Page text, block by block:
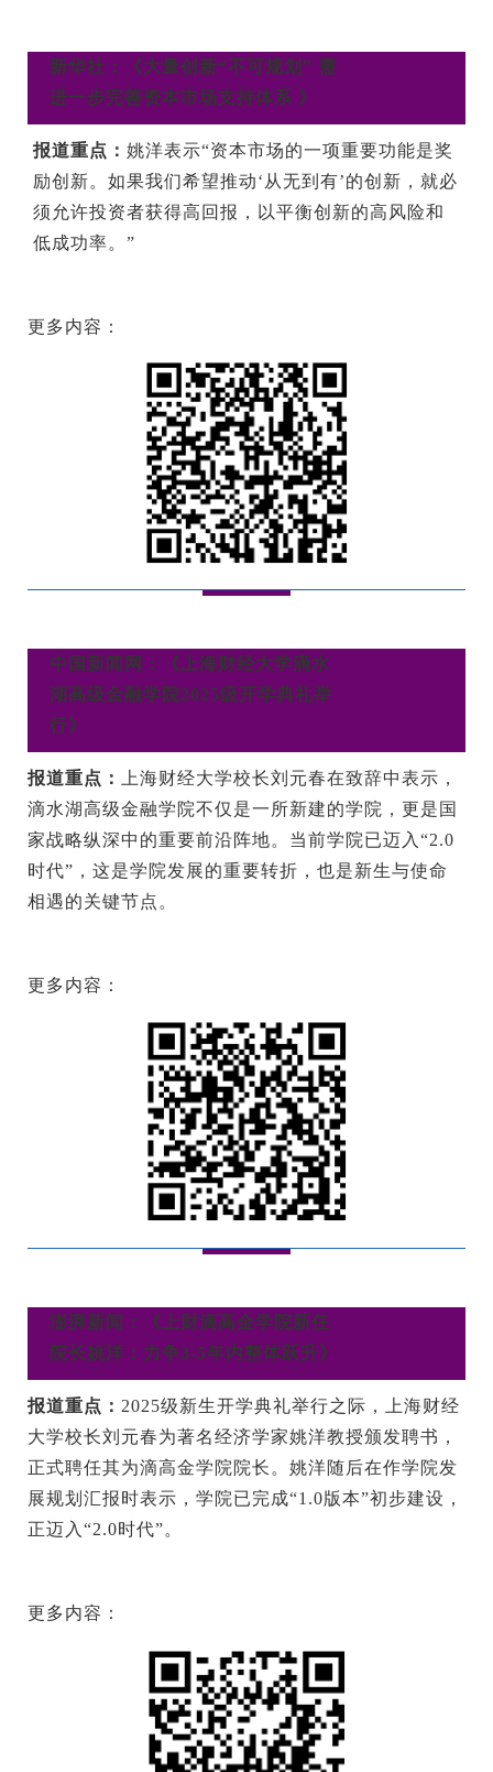
新华社：
《大量创新“不可规划” 需
进一步完善资本市场支持体系 》
报道重点： 姚洋表示“资本市场的一项重要功能是奖
励创新。如果我们希望推动‘从无到有’的创新，就必
须允许投资者获得高回报，以平衡创新的高风险和
低成功率。”
更多内容：
中国新闻网：《上海财经大学滴水
湖高级金融学院2025级开学典礼举
行》
报道重点：
上海财经大学校长刘元春在致辞中表示，
滴水湖高级金融学院不仅是一所新建的学院，更是国
家战略纵深中的重要前沿阵地。当前学院已迈入“2.0
时代”，这是学院发展的重要转折，也是新生与使命
相遇的关键节点。
更多内容：
澎湃新闻：《上财滴高金学院新任
院长姚洋：力争3-5年内整体跃升》
报道重点： 2025级新生开学典礼举行之际，上海财经
大学校长刘元春为著名经济学家姚洋教授颁发聘书，
正式聘任其为滴高金学院院长。姚洋随后在作学院发
展规划汇报时表示，学院已完成“1.0版本”初步建设，
正迈入“2.0时代”。
更多内容：